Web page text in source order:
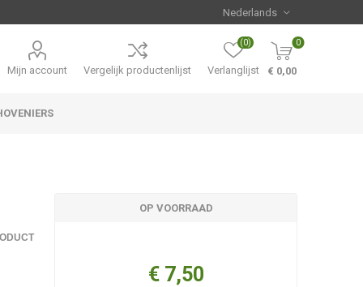
Mijn account Vergelijk productenlijst Verlanglijst
(0) 0
€ 0,00
OP VOORRAAD
€ 7,50